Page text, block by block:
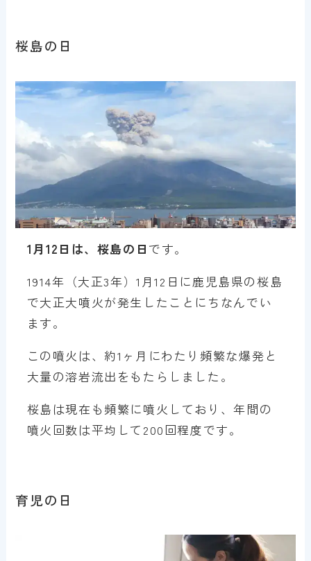
桜島の日
1月12日は、桜島の日 です。
1914年（大正3年）1月12日に鹿児島県の桜島
で大正大噴火が発生したことにちなんでい
ます。
この噴火は、約1ヶ月にわたり頻繁な爆発と
大量の溶岩流出をもたらしました。
桜島は現在も頻繁に噴火しており、年間の
噴火回数は平均して200回程度です。
育児の日